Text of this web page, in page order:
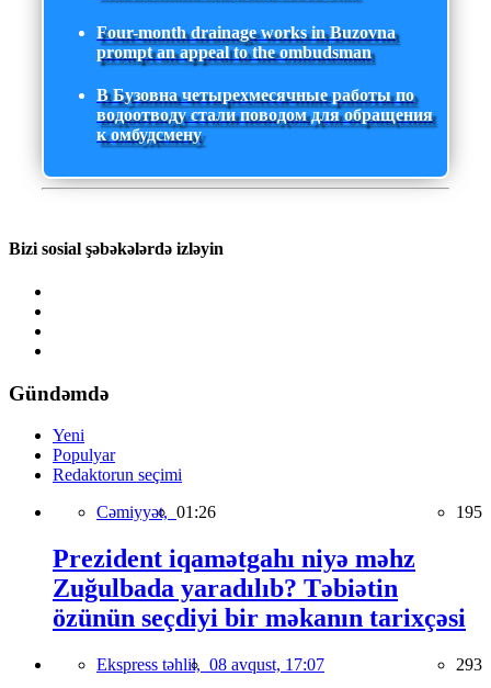
Four-month drainage works in Buzovna
prompt an appeal to the ombudsman
В Бузовна четырехмесячные работы по
водоотводу стали поводом для обращения
к омбудсмену
Bizi sosial şəbəkələrdə izləyin
Gündəmdə
Yeni
Populyar
Redaktorun seçimi
Cəmiyyət, 01:26 195
Prezident iqamətgahı niyə məhz
Zuğulbada yaradılıb? Təbiətin
özünün seçdiyi bir məkanın tarixçəsi
Ekspress təhlil, 08 avqust, 17:07 293